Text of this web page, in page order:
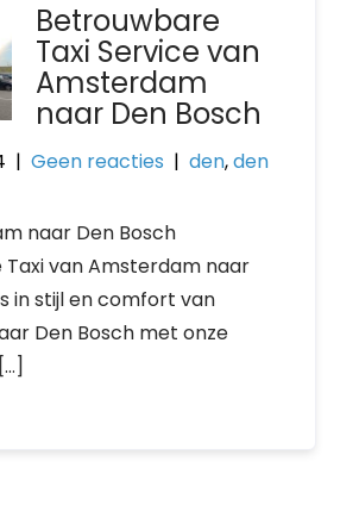
Betrouwbare
Taxi Service van
Amsterdam
naar Den Bosch
| Geen reacties | den,den
naar Den Bosch
van Amsterdam naar
in stijl en comfort van
Den Bosch met onze